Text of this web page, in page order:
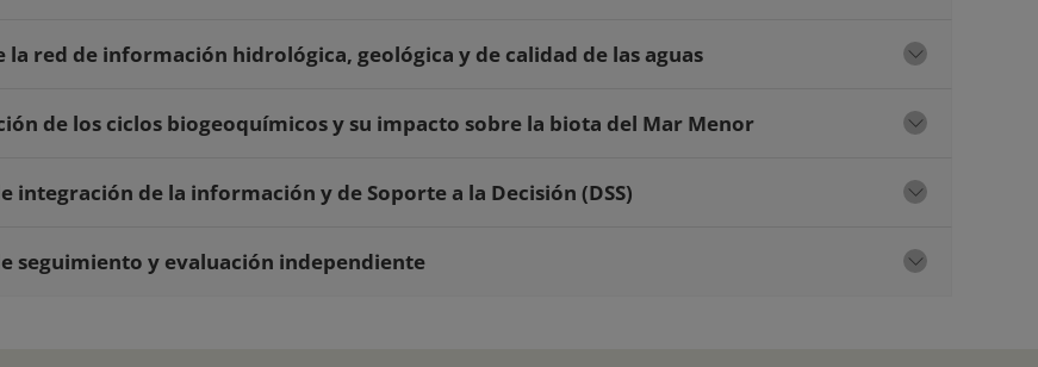
la red de información hidrológica, geológica y de calidad de las aguas
de los ciclos biogeoquímicos y su impacto sobre la biota del Mar Menor
integración de la información y de Soporte a la Decisión (DSS)
seguimiento y evaluación independiente